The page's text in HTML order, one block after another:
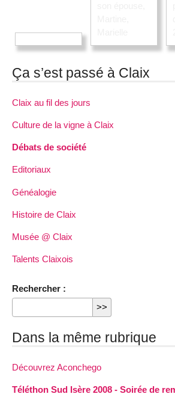
Ça s’est passé à Claix
Claix au fil des jours
Culture de la vigne à Claix
Débats de société
Editoriaux
Généalogie
Histoire de Claix
Musée @ Claix
Talents Claixois
Rechercher :
Dans la même rubrique
Découvrez Aconchego
Téléthon Sud Isère 2008 - Soirée de